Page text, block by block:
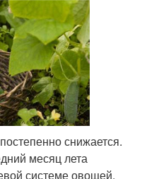
снижается.
месяц лета
системе овощей.